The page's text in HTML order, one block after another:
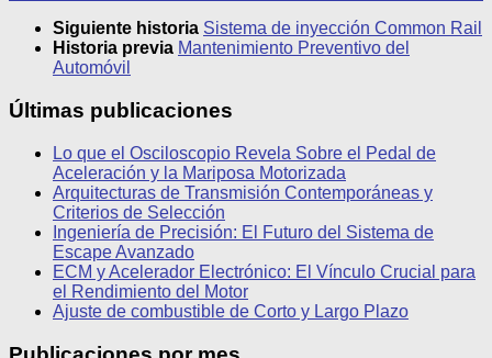
Siguiente historia Sistema de inyección Common Rail
Historia previa Mantenimiento Preventivo del
Automóvil
Últimas publicaciones
Lo que el Osciloscopio Revela Sobre el Pedal de
Aceleración y la Mariposa Motorizada
Arquitecturas de Transmisión Contemporáneas y
Criterios de Selección
Ingeniería de Precisión: El Futuro del Sistema de
Escape Avanzado
ECM y Acelerador Electrónico: El Vínculo Crucial para
el Rendimiento del Motor
Ajuste de combustible de Corto y Largo Plazo